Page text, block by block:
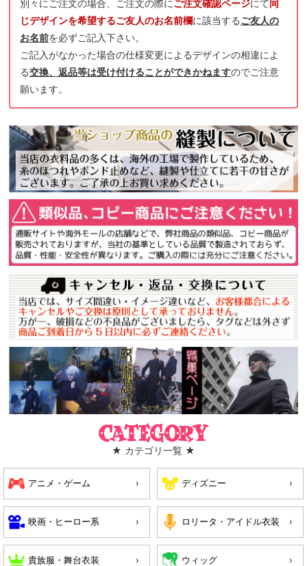
別々にご注文の場合、ご注文の際にご注文確認ページにて同
じデザインを希望するご友人のお名前欄に該当するご友人の
お名前を必ずご記入下さい。
ご記入がなかった場合の仕様変更によるデザインの相違によ
る交換、返品等は受け付けることができかねますのでご注意
願います。
Category
★ カテゴリ一覧 ★
アニメ・ゲーム ディズニー
映画・ヒーロー系 ロリータ・アイドル衣装
貴族服・舞台衣装 ウィッグ